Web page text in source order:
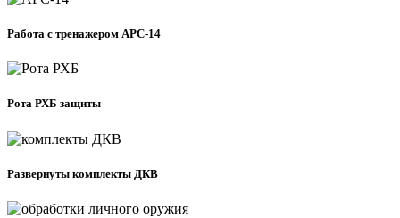
Работа с тренажером АРС-14
Рота РХБ защиты
Развернуты комплекты ДКВ